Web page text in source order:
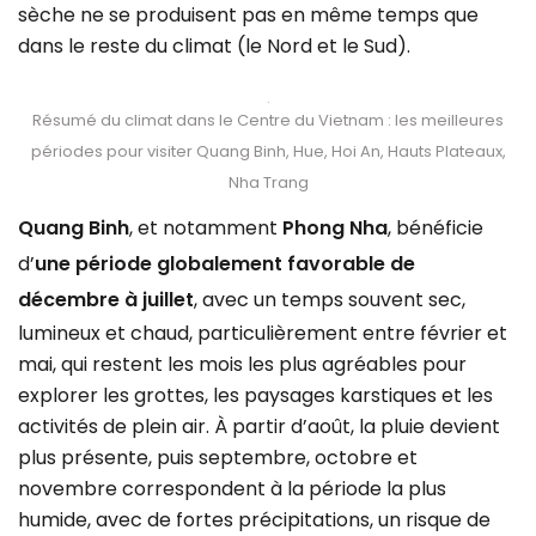
sèche ne se produisent pas en même temps que
dans le reste du climat (le Nord et le Sud).
Résumé du climat dans le Centre du Vietnam : les meilleures
périodes pour visiter Quang Binh, Hue, Hoi An, Hauts Plateaux,
Nha Trang
Quang Binh, et notamment Phong Nha, bénéficie
d’une période globalement favorable de
décembre à juillet, avec un temps souvent sec,
lumineux et chaud, particulièrement entre février et
mai, qui restent les mois les plus agréables pour
explorer les grottes, les paysages karstiques et les
activités de plein air. À partir d’août, la pluie devient
plus présente, puis septembre, octobre et
novembre correspondent à la période la plus
humide, avec de fortes précipitations, un risque de